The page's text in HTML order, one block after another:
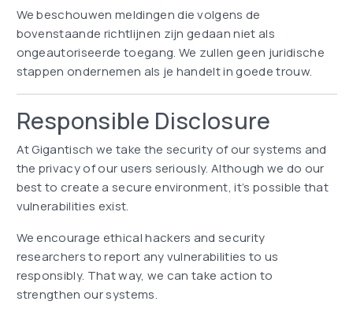
We beschouwen meldingen die volgens de
bovenstaande richtlijnen zijn gedaan niet als
ongeautoriseerde toegang. We zullen geen juridische
stappen ondernemen als je handelt in goede trouw.
Responsible Disclosure
At Gigantisch we take the security of our systems and
the privacy of our users seriously. Although we do our
best to create a secure environment, it’s possible that
vulnerabilities exist.
We encourage ethical hackers and security
researchers to report any vulnerabilities to us
responsibly. That way, we can take action to
strengthen our systems.